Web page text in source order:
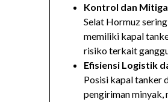
Kontrol dan
Selat Hormuz
memiliki kapal
risiko terkait
Efisiensi Logistik
Posisi kapal tanker
pengiriman minyak,